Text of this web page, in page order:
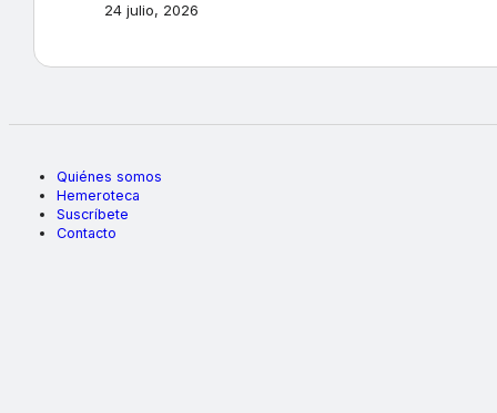
24 julio, 2026
Quiénes somos
Hemeroteca
Suscríbete
Contacto